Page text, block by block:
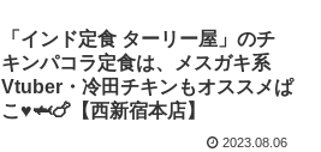
「インド定食 ターリー屋」のチ
キンパコラ定食は、メスガキ系
Vtuber・冷田チキンもオススメぱ
こ♥🦈🍗【西新宿本店】
2023.08.06